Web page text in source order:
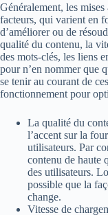
Généralement, les
facteurs, qui varient en
d’améliorer ou de
qualité du contenu, la
des mots-clés, les liens
pour n’en nommer que
se tenir au courant de
fonctionnement pour
La qualité du
l’accent sur la
utilisateurs. Par
contenu de haute
des utilisateurs.
possible que la
change.
Vitesse de